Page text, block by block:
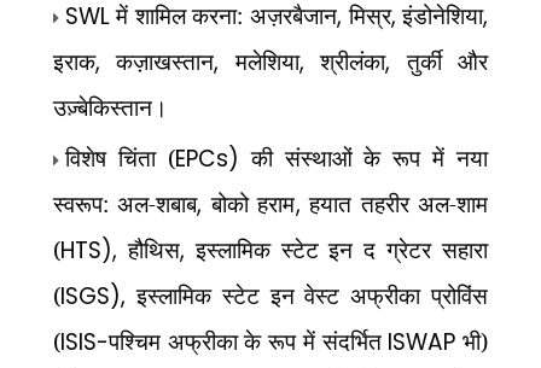
SWLमें शामिल करना: अज़रबैजान,मिस्र,इंडोनेशिया,
इराक,कज़ाखस्तान,मलेशिया,श्रीलंका,तुर्की और
उज़्बेकिस्तान।
विशेष चिंता (EPCs)की संस्थाओं के रूप में नया
स्वरूप: अल-शबाब,बोको हराम,हयात तहरीर अल-शाम
(HTS),हौथिस,इस्लामिक स्टेट इन द ग्रेटर सहारा
(ISGS),इस्लामिक स्टेट इन वेस्ट अफ्रीका प्रोविंस
(ISIS-पश्चिम अफ्रीका के रूप में संदर्भित ISWAPभी)